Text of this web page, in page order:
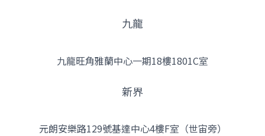
九龍
九龍旺角雅蘭中心一期18樓1801C室
新界
元朗安樂路129號基達中心4樓F室（世宙旁）